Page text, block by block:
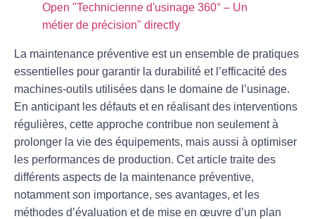
Open "Technicienne d'usinage 360° – Un
métier de précision" directly
La maintenance préventive est un ensemble de pratiques
essentielles pour garantir la durabilité et l’efficacité des
machines-outils utilisées dans le domaine de l’usinage.
En anticipant les défauts et en réalisant des interventions
régulières, cette approche contribue non seulement à
prolonger la vie des équipements, mais aussi à optimiser
les performances de production. Cet article traite des
différents aspects de la maintenance préventive,
notamment son importance, ses avantages, et les
méthodes d’évaluation et de mise en œuvre d’un plan